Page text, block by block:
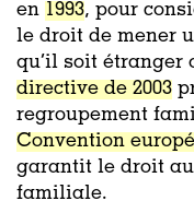
en 1993, pour
le droit de mener
qu’il soit étranger
directive de 2003
regroupement
Convention
garantit le droit
familiale.